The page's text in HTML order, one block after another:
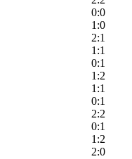
0:0
1:0
2:1
1:1
0:1
1:2
1:1
0:1
2:2
0:1
1:2
2:0